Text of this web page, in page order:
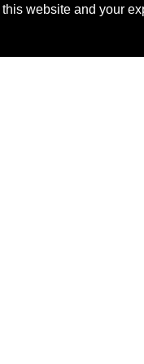
website and your